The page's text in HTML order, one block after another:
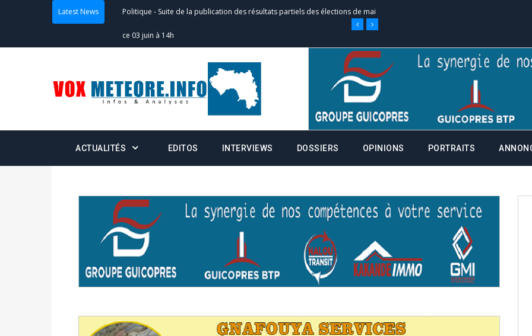
Latest News Politique - Suite de la publication des résultats partiels des élections de mai
ce 03 juin à 14h
Suite de la publication des résultats partiels des élections de mai
– mardi 02 juin à 17h
Politique - Scrutins : la DGE active un centre d’appel, joignable au 105, ouvert
24h/24 et 7j/7
Actualités Double scrutin du 31 mai : fin des campagnes ce jeudi 28 mai à
Actualités Communiqué relatif à la délivrance de la fiche de procuration
Politique- Convocation des membres des Commissions Administratives de
Centralisation des Votes (CACV) à une prestation de serment et à une
formation
des votes) avant le 16 mai à 16h
ACTUALITÉS EDITOS INTERVIEWS DOSSIERS OPINIONS PORTRAITS